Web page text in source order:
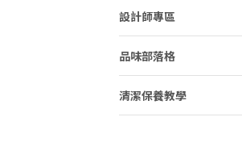
設計師專區
品味部落格
清潔保養教學